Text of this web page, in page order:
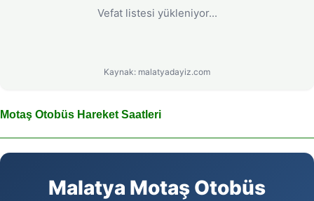
Vefat listesi yükleniyor...
Kaynak: malatyadayiz.com
Motaş Otobüs Hareket Saatleri
Malatya Motaş Otobüs